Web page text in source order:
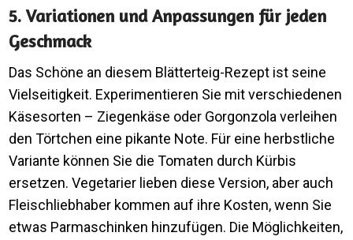
5. Variationen und Anpassungen für jeden
Geschmack
Das Schöne an diesem Blätterteig-Rezept ist seine
Vielseitigkeit. Experimentieren Sie mit verschiedenen
Käsesorten – Ziegenkäse oder Gorgonzola verleihen
den Törtchen eine pikante Note. Für eine herbstliche
Variante können Sie die Tomaten durch Kürbis
ersetzen. Vegetarier lieben diese Version, aber auch
Fleischliebhaber kommen auf ihre Kosten, wenn Sie
etwas Parmaschinken hinzufügen. Die Möglichkeiten,